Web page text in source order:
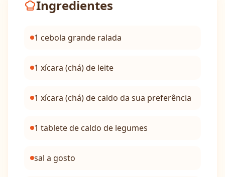
Ingredientes
1 cebola grande ralada
1 xícara (chá) de leite
1 xícara (chá) de caldo da sua preferência
1 tablete de caldo de legumes
sal a gosto